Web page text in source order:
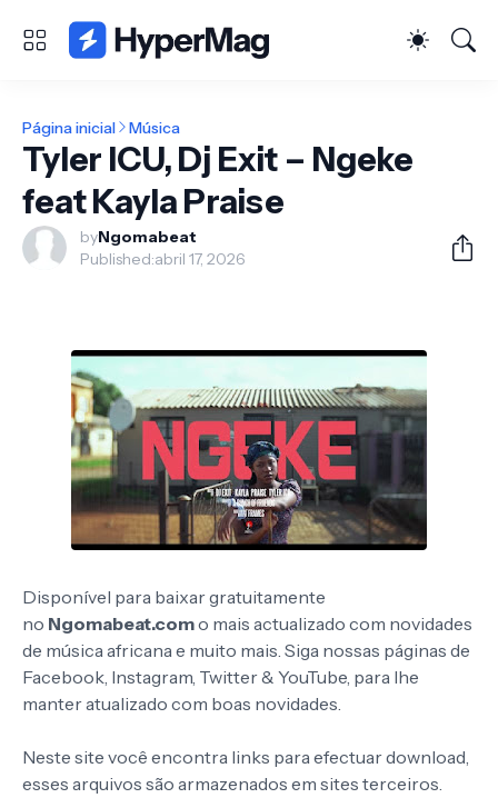
Página inicial Música
Tyler ICU, Dj Exit – Ngeke
feat Kayla Praise
byNgomabeat
Published:abril 17, 2026
Disponível para baixar gratuitamente
no Ngomabeat.como mais actualizado com novidades
de música africana e muito mais. Siga nossas páginas de
Facebook, Instagram, Twitter & YouTube, para lhe
manter atualizado com boas novidades.
Neste site você encontra links para efectuar download,
esses arquivos são armazenados em sites terceiros.